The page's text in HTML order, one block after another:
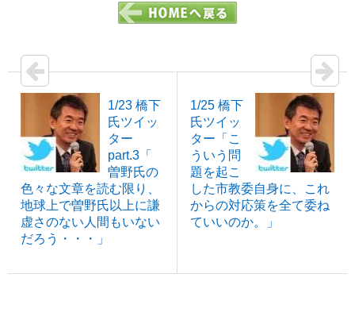
1/23 橋下
氏ツイッ
ター
part.3「
曽野氏の
色々な文章を読む限り、
地球上で曽野氏以上に謙
虚さのない人間もいない
だろう・・・」
1/25 橋下
氏ツイッ
ター「こ
ういう問
題を起こ
した市教委自身に、これ
からの対応策を全て委ね
ていいのか。」